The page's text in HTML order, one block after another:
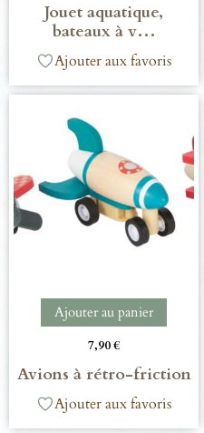
Jouet aquatique,
bateaux à v…
Ajouter aux favoris
Ajouter au panier
7,90€
Avions à rétro-friction
Ajouter aux favoris